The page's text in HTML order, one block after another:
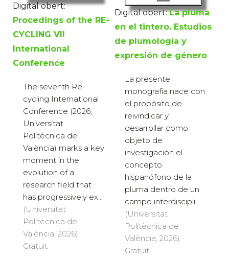
Digital obert:
Procedings of the RE-
CYCLING VII
International
Conference
The seventh Re-
cycling International
Conference (2026,
Universitat
Politècnica de
València) marks a key
moment in the
evolution of a
research field that
has progressively ex...
(Universitat
Politècnica de
València, 2026) ·
Gratuït
Digital obert: La pluma
en el tintero. Estudios
de plumología y
expresión de género
La presente
monografía nace con
el propósito de
reivindicar y
desarrollar como
objeto de
investigación el
concepto
hispanófono de la
pluma dentro de un
campo interdiscipli...
(Universitat
Politècnica de
València, 2026) ·
Gratuït